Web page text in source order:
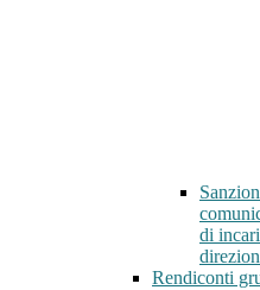
di
Rendiconti